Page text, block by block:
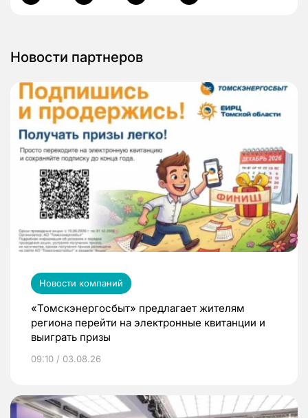
Новости партнеров
Новости компаний
«Томскэнергосбыт» предлагает жителям
региона перейти на электронные квитанции и
выиграть призы
09:10 / 03.08.26